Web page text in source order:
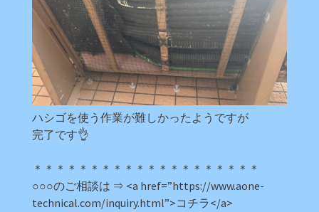
ハシゴを使う作業が難しかったようですが
完了です👌
＊＊＊＊＊＊＊＊＊＊＊＊＊＊＊＊＊＊＊＊
○○○のご相談は ⇒ <a href=”https://www.aone-
technical.com/inquiry.html”>コチラ</a>